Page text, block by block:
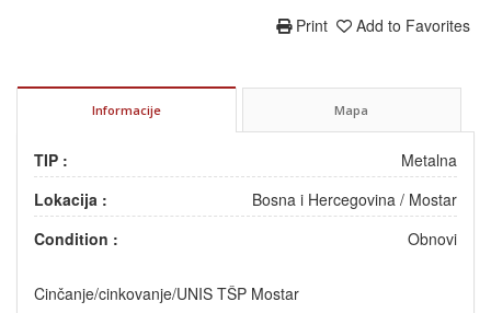
Add to Favorites
Print
Informacije Mapa
TIP :
Metalna
Lokacija :
Bosna i Hercegovina / Mostar
Condition :
Obnovi
Cinčanje/cinkovanje/UNIS TŠP Mostar